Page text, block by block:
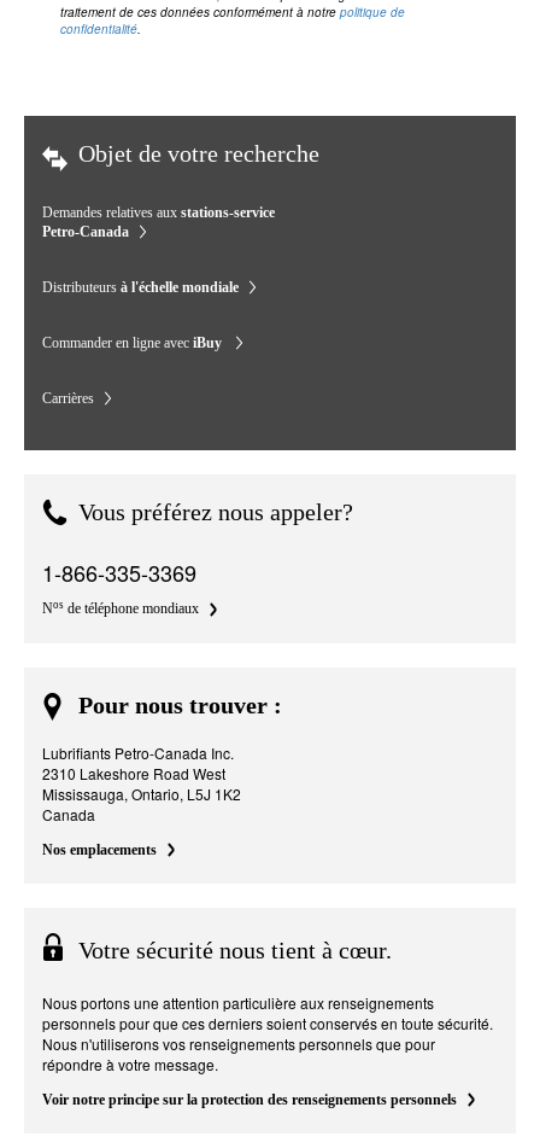
traitement de ces données conformément à notre politique de
confidentialité.
Objet de votre recherche
Demandes relatives aux stations-service
Petro-Canada
Distributeurs à l'échelle mondiale
Commander en ligne avec iBuy
Carrières
Vous préférez nous appeler?
1-866-335-3369
Nos de téléphone mondiaux
Pour nous trouver :
Lubrifiants Petro-Canada Inc.
2310 Lakeshore Road West
Mississauga, Ontario, L5J 1K2
Canada
Nos emplacements
Votre sécurité nous tient à cœur.
Nous portons une attention particulière aux renseignements
personnels pour que ces derniers soient conservés en toute sécurité.
Nous n'utiliserons vos renseignements personnels que pour
répondre à votre message.
Voir notre principe sur la protection des renseignements personnels